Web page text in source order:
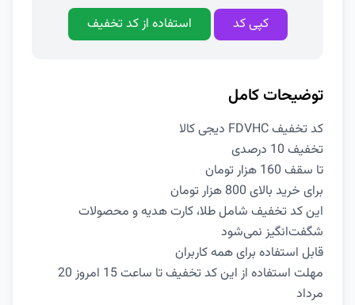
کپی کد استفاده از کد تخفیف
توضیحات کامل
کد تخفیف FDVHC دیجی کالا
تخفیف 10 درصدی
تا سقف 160 هزار تومان
برای خرید بالای 800 هزار تومان
این کد تخفیف شامل طلا، کارت هدیه و محصولات
شگفت‌انگیز نمی‌شود
قابل استفاده برای همه کاربران
مهلت استفاده از این کد تخفیف تا ساعت 15 امروز 20
مرداد